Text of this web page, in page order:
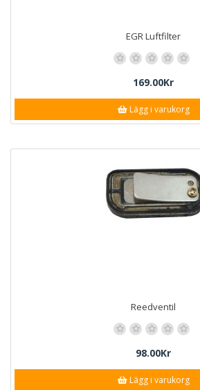
EGR Luftfilter
169.00Kr
Lägg i varukorg
Reedventil
98.00Kr
Lägg i varukorg